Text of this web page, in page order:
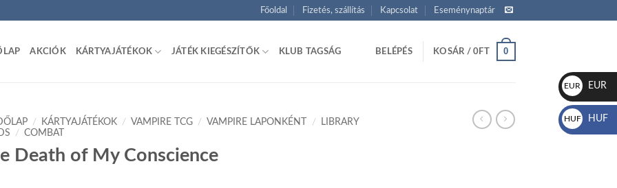
Főoldal Fizetés, szállítás Kapcsolat Eseménynaptár
AKCIÓK KÁRTYAJÁTÉKOK JÁTÉK KIEGÉSZÍTŐK KLUB TAGSÁG BELÉPÉS KOSÁR /0FT 0
/ KÁRTYAJÁTÉKOK / VAMPIRE TCG / VAMPIRE LAPONKÉNT /
LIBRARY
/ COMBAT
Death of My Conscience
EUR
€
EUR
HUF
Ft
HUF